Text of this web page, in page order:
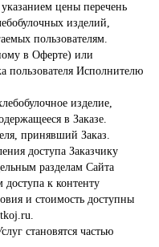
цены перечень
изделий,
пользователям.
в Оферте) или
пользователя Исполнителю
изделие,
в Заказе.
принявший Заказ.
доступа Заказчику
разделам Сайта
к контенту
и стоимость доступны
.
становятся частью